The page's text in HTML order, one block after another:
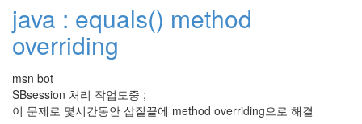
java : equals() method
overriding
msn bot
SBsession 처리 작업도중 ;
이 문제로 몇시간동안 삽질끝에 method overriding으로 해결
입니
다.
kfmes
Tag
Cloud